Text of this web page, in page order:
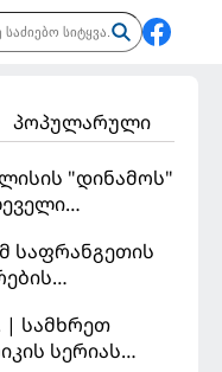
პოპულარული
"დინამოს"
საფრანგეთის
| სამხრეთ
სერიას